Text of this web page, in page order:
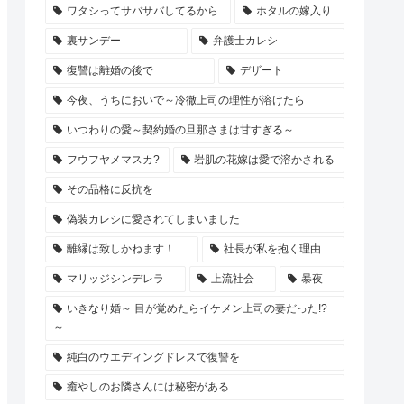
ワタシってサバサバしてるから ホタルの嫁入り
裏サンデー 弁護士カレシ
復讐は離婚の後で デザート
今夜、うちにおいで～冷徹上司の理性が溶けたら
いつわりの愛～契約婚の旦那さまは甘すぎる～
フウフヤメマスカ? 岩肌の花嫁は愛で溶かされる
その品格に反抗を
偽装カレシに愛されてしまいました
離縁は致しかねます！ 社長が私を抱く理由
マリッジシンデレラ 上流社会 暴夜
いきなり婚～ 目が覚めたらイケメン上司の妻だった!?
～
純白のウエディングドレスで復讐を
癒やしのお隣さんには秘密がある